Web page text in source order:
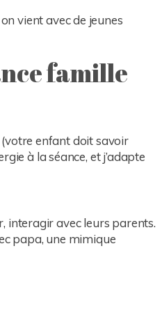
vient avec de jeunes
famille
(votre enfant doit savoir
à la séance, et j’adapte
interagir avec leurs parents.
papa, une mimique